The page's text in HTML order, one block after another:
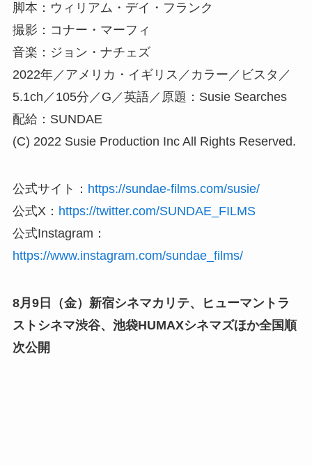
脚本：ウィリアム・デイ・フランク
撮影：コナー・マーフィ
音楽：ジョン・ナチェズ
2022年／アメリカ・イギリス／カラー／ビスタ／
5.1ch／105分／G／英語／原題：Susie Searches
配給：SUNDAE
(C) 2022 Susie Production Inc All Rights Reserved.
公式サイト： https://sundae-films.com/susie/
公式X： https://twitter.com/SUNDAE_FILMS
公式Instagram：
https://www.instagram.com/sundae_films/
8月9日（金）新宿シネマカリテ、ヒューマントラ
ストシネマ渋谷、池袋HUMAXシネマズほか全国順
次公開